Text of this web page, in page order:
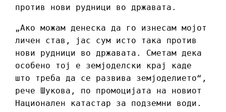
против нови рудници во државата.
„Ако можам денеска да го изнесам мојот
личен став, јас сум исто така против
нови рудници во државата. Сметам дека
особено тој е земјоделски крај каде
што треба да се развива земјоделието“,
рече Шукова, по промоцијата на новиот
Национален катастар за подземни води.